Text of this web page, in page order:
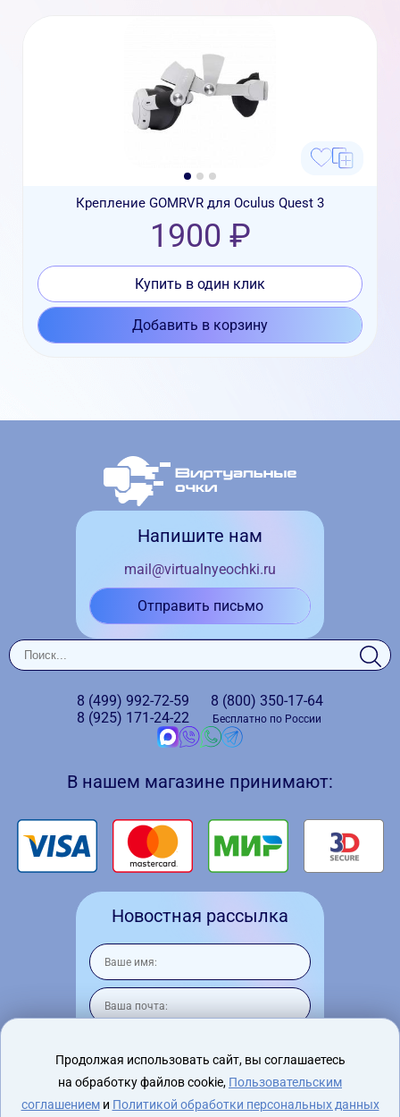
Крепление GOMRVR для Oculus Quest 3
1900 ₽
Купить в один клик
Добавить в корзину
Напишите нам
mail@virtualnyeochki.ru
Отправить письмо
8 (499) 992-72-59
8 (925) 171-24-22
8 (800) 350-17-64
Бесплатно по России
В нашем магазине принимают:
Новостная рассылка
Я согласен на обработку персональных
данных
Продолжая использовать сайт, вы соглашаетесь
на обработку файлов cookie, Пользовательским
соглашениеми Политикой обработки персональных данных